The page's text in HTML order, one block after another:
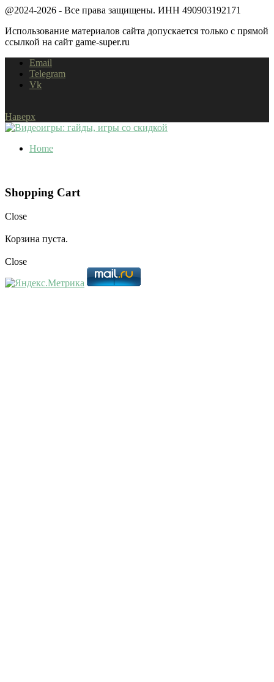
@2024-2026 - Все права защищены. ИНН 490903192171
Использование материалов сайта допускается только с прямой
ссылкой на сайт game-super.ru
Email
Telegram
Vk
Наверх
Home
Shopping Cart
Close
Корзина пуста.
Close